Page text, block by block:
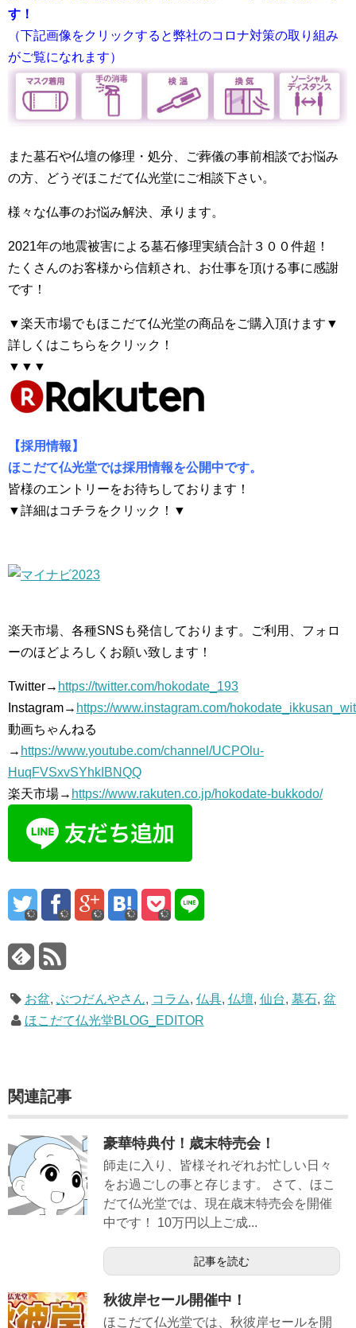
す！
（下記画像をクリックすると弊社のコロナ対策の取り組み
がご覧になれます）
また墓石や仏壇の修理・処分、ご葬儀の事前相談でお悩み
の方、どうぞほこだて仏光堂にご相談下さい。
様々な仏事のお悩み解決、承ります。
2021年の地震被害による墓石修理実績合計３００件超！
たくさんのお客様から信頼され、お仕事を頂ける事に感謝
です！
▼楽天市場でもほこだて仏光堂の商品をご購入頂けます▼
詳しくはこちらをクリック！
▼▼▼
【採用情報】
ほこだて仏光堂では採用情報を公開中です。
皆様のエントリーをお待ちしております！
▼詳細はコチラをクリック！▼
楽天市場、各種SNSも発信しております。ご利用、フォロ
ーのほどよろしくお願い致します！
Twitter→ https://twitter.com/hokodate_193
Instagram→ https://www.instagram.com/
動画ちゃんねる
→ https://www.youtube.com/channel/UCPOlu-
HuqFVSxvSYhkIBNQQ
楽天市場→ https://www.rakuten.co.jp/hokodate-bukkodo/
お盆, ぶつだんやさん, コラム, 仏具, 仏壇, 仙台, 墓石, 盆
ほこだて仏光堂BLOG_EDITOR
関連記事
豪華特典付！歳末特売会！
師走に入り、皆様それぞれお忙しい日々
をお過ごしの事と存じます。 さて、ほこ
だて仏光堂では、現在歳末特売会を開催
中です！ 10万円以上ご成...
記事を読む
秋彼岸セール開催中！
ほこだて仏光堂では、秋彼岸セールを開